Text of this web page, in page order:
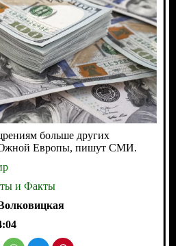
больше других
Европы, пишут СМИ.
и Факты